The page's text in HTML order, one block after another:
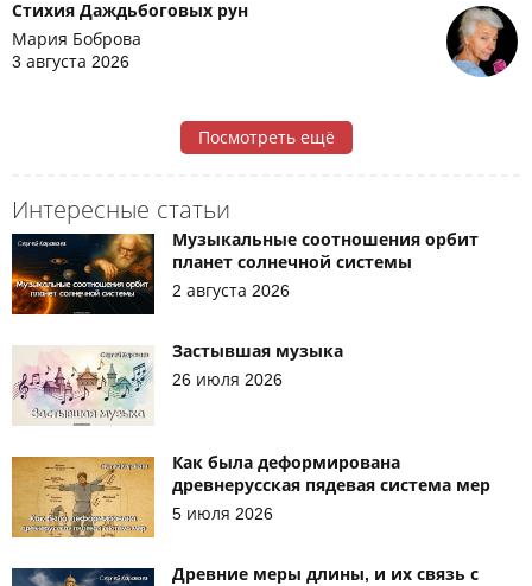
Стихия Даждьбоговых рун
Мария Боброва
3 августа 2026
Посмотреть ещё
Интересные статьи
Музыкальные соотношения орбит
планет солнечной системы
2 августа 2026
Застывшая музыка
26 июля 2026
Как была деформирована
древнерусская пядевая система мер
5 июля 2026
Древние меры длины, и их связь с